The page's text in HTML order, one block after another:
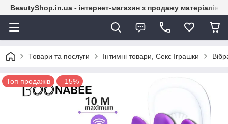
BeautyShop.in.ua - інтернет-магазин з продажу матеріалів
Товари та послуги Інтимні товари, Секс Іграшки
Топ продажів –15%